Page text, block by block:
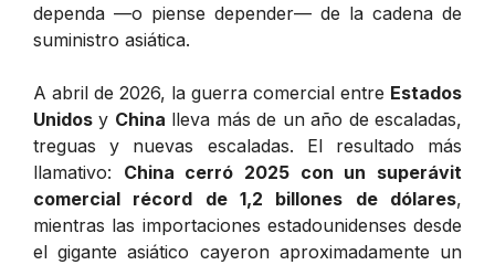
dependa —o piense depender— de la cadena de
suministro asiática.
A abril de 2026, la guerra comercial entre Estados
Unidos y China lleva más de un año de escaladas,
treguas y nuevas escaladas. El resultado más
llamativo: China cerró 2025 con un superávit
comercial récord de 1,2 billones de dólares,
mientras las importaciones estadounidenses desde
el gigante asiático cayeron aproximadamente un